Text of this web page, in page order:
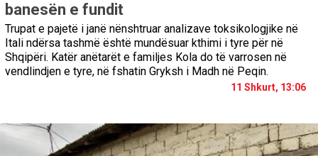
banesën e fundit
Trupat e pajetë i janë nënshtruar analizave toksikologjike në
Itali ndërsa tashmë është mundësuar kthimi i tyre për në
Shqipëri. Katër anëtarët e familjes Kola do të varrosen në
vendlindjen e tyre, në fshatin Gryksh i Madh në Peqin.
11 Shkurt, 13:06